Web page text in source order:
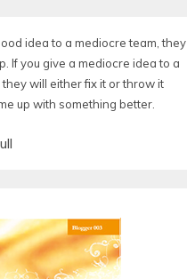
idea to a mediocre team, they
If you give a mediocre idea to a
will either fix it or throw it
up with something better.